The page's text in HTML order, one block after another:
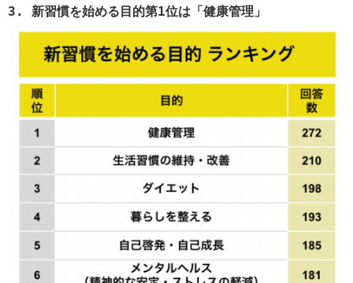
3. 新習慣を始める目的第1位は「健康管理」